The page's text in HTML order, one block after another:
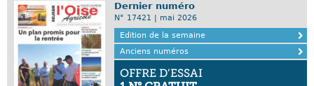
Dernier numéro
N° 17421 | mai 2026
Edition de la semaine
Anciens numéros
OFFRE D’ESSAI